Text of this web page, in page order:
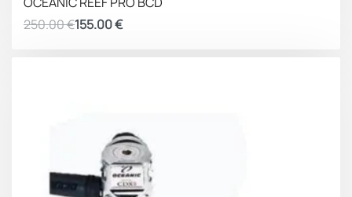
250.00€155.00€